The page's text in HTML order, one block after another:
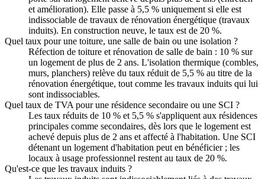
et amélioration). Elle passe à 5,5 % uniquement si elle est
indissociable de travaux de rénovation énergétique (travaux
induits). En construction neuve, le taux est de 20 %.
Quel taux pour une toiture, une salle de bain ou une isolation ?
Réfection de toiture et rénovation de salle de bain : 10 % sur
un logement de plus de 2 ans. L'isolation thermique (combles,
murs, planchers) relève du taux réduit de 5,5 % au titre de la
rénovation énergétique, tout comme les travaux induits qui lui
sont indissociables.
Quel taux de TVA pour une résidence secondaire ou une SCI ?
Les taux réduits de 10 % et 5,5 % s'appliquent aux résidences
principales comme secondaires, dès lors que le logement est
achevé depuis plus de 2 ans et affecté à l'habitation. Une SCI
détenant un logement d'habitation peut en bénéficier ; les
locaux à usage professionnel restent au taux de 20 %.
Qu'est-ce que les travaux induits ?